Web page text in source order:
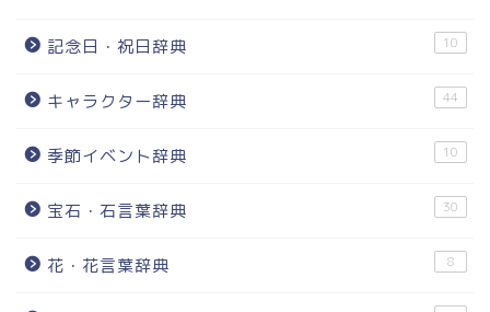
記念日・祝日辞典 10
キャラクター辞典 44
季節イベント辞典 10
宝石・石言葉辞典 30
花・花言葉辞典 8